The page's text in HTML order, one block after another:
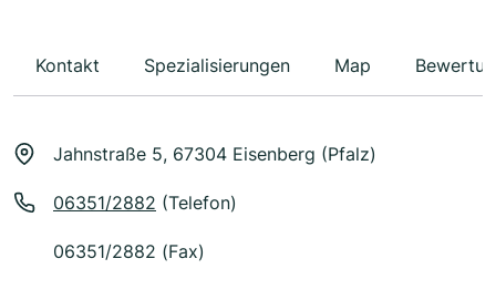
Kontakt Spezialisierungen Map
Jahnstraße 5, 67304 Eisenberg (Pfalz)
06351/2882 (Telefon)
06351/2882 (Fax)